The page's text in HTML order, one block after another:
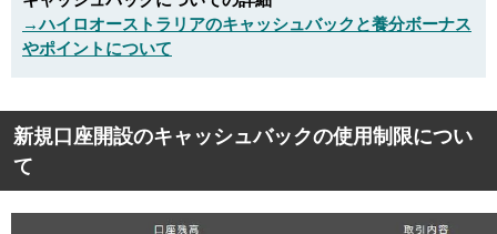
→ハイロオーストラリアのキャッシュバックと養分ボーナス
やポイントについて
新規口座開設のキャッシュバックの使用制限につい
て